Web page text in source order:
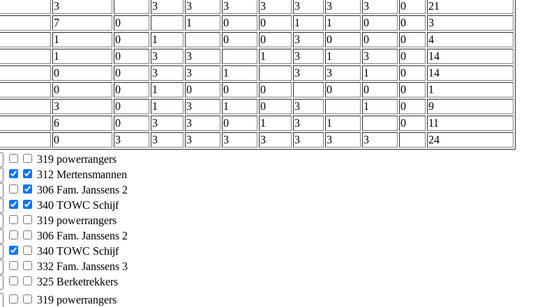
3 3 3 3 3 3 3 3 0
21
7 0 1 0 0 1 1 0 0
3
1 0 1 0 0 3 0 0 0
4
1 0 3 3 1 3 1 3 0
14
0 0 3 3 1 3 3 1 0
14
0 0 1 0 0 0 0 0 0
1
3 0 1 3 1 0 3 1 0
9
6 0 3 3 0 1 3 1 0
11
0 3 3 3 3 3 3 3 3 24
319 powerrangers
312 Mertensmannen
306 Fam. Janssens 2
340 TOWC Schijf
319 powerrangers
306 Fam. Janssens 2
340 TOWC Schijf
332 Fam. Janssens 3
325 Berketrekkers
319 powerrangers